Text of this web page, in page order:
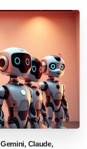
Gemini, Claude,